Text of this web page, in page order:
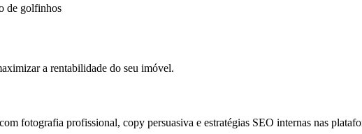
de golfinhos
a rentabilidade do seu imóvel.
fotografia profissional, copy persuasiva e estratégias SEO internas nas